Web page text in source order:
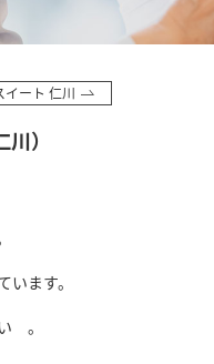
イート 仁川
）
ます。
。